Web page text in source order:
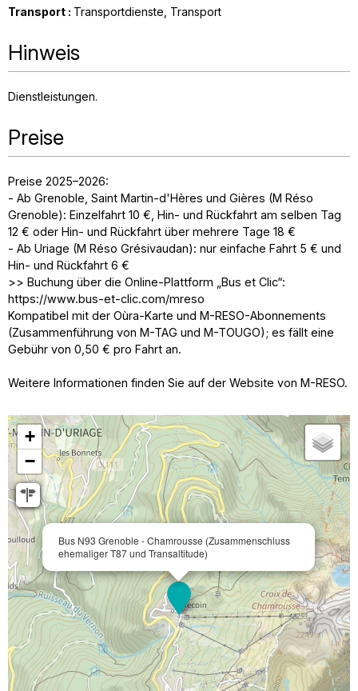
Transport : Transportdienste Transport
Hinweis
Dienstleistungen
Preise
Preise 2025–2026:
- Ab Grenoble, Saint Martin-d'Hères und Gières (M Réso
Grenoble): Einzelfahrt 10 €, Hin- und Rückfahrt am selben Tag
12 € oder Hin- und Rückfahrt über mehrere Tage 18 €
- Ab Uriage (M Réso Grésivaudan): nur einfache Fahrt 5 € und
Hin- und Rückfahrt 6 €
>> Buchung über die Online-Plattform „Bus et Clic“:
https://www.bus-et-clic.com/mreso
Kompatibel mit der Oùra-Karte und M-RESO-Abonnements
(Zusammenführung von M-TAG und M-TOUGO); es fällt eine
Gebühr von 0,50 € pro Fahrt an.
Weitere Informationen finden Sie auf der Website von M-RESO.
Bus N93 Grenoble - Chamrousse (Zusammenschluss
ehemaliger T87 und Transaltitude)
+
−